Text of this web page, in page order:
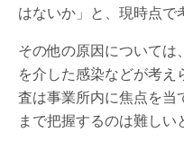
はないか」と、現時点で
その他の原因については
を介した感染などが考
査は事業所内に焦点を当
まで把握するのは難しい